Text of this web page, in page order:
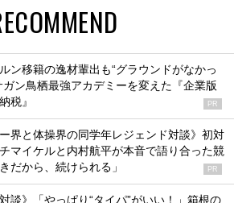
ルン移籍の逸材輩出も“グラウンドがなかっ
ン鳥栖最強アカデミーを変えた『企業版
税』
PR
ー界と体操界の同学年レジェンド対談》初対
マイケルと内村航平が本音で語り合った競
だから、続けられる」
PR
対談》「やっぱり“タイパ”がいい！」箱根の